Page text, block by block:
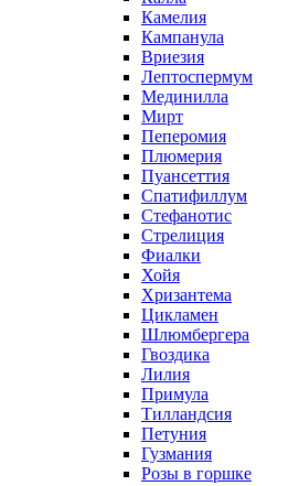
Камелия
Кампанула
Вриезия
Лептоспермум
Мединилла
Мирт
Пеперомия
Плюмерия
Пуансеттия
Спатифиллум
Стефанотис
Стрелиция
Фиалки
Хойя
Хризантема
Цикламен
Шлюмбергера
Гвоздика
Лилия
Примула
Тилландсия
Петуния
Гузмания
Розы в горшке